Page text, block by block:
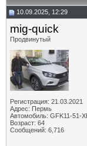
10.09.2025, 12:29
mig-quick
Продвинутый
Регистрация: 21.03.2021
Адрес: Пермь
Автомобиль: GFK11-51-
Возраст: 64
Сообщений: 6,716